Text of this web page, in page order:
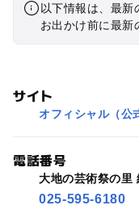
以下情報は、最新
お出かけ前に最新
サイト
オフィシャル（公
電話番号
大地の芸術祭の里
025-595-6180